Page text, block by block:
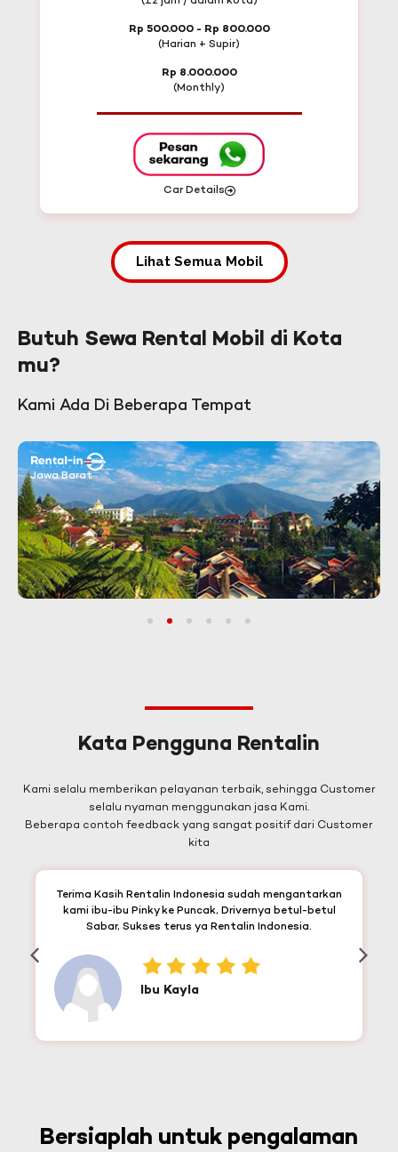
Rp 500.000 - Rp 800.000
(Harian + Supir)
Rp 8.000.000
(Monthly)
Car Details
Lihat Semua Mobil
Butuh Sewa Rental Mobil di Kota
mu?
Kami Ada Di Beberapa Tempat
Jawa Barat
3 4 5 6
Kata Pengguna Rentalin
Kami selalu memberikan pelayanan terbaik, sehingga Customer
selalu nyaman menggunakan jasa Kami.
Beberapa contoh feedback yang sangat positif dari Customer
kita
Terima Kasih Rentalin Indonesia sudah mengantarkan
kami ibu-ibu Pinky ke Puncak, Drivernya betul-betul
Sabar, Sukses terus ya Rentalin Indonesia.
Ibu Kayla
Bersiaplah untuk pengalaman